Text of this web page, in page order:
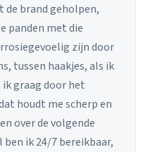
brand geholpen,
panden met die
zijn door
tussen haakjes, als ik
graag door het
houdt me scherp en
over de volgende
ik 24/7 bereikbaar,